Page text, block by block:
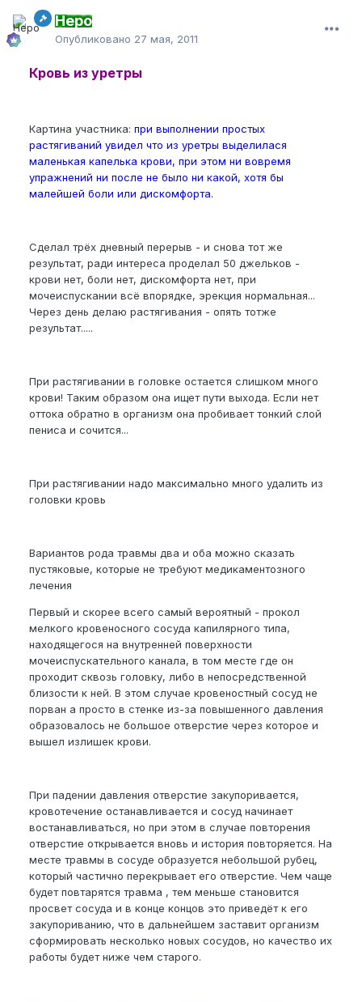
Неро
Опубликовано 27 мая, 2011
Кровь из уретры
Картина участника: при выполнении простых
растягиваний увидел что из уретры выделилася
маленькая капелька крови, при этом ни вовремя
упражнений ни после не было ни какой, хотя бы
малейшей боли или дискомфорта.
Сделал трёх дневный перерыв - и снова тот же
результат, ради интереса проделал 50 джельков -
крови нет, боли нет, дискомфорта нет, при
мочеиспускании всё впорядке, эрекция нормальная...
Через день делаю растягивания - опять тотже
результат.....
При растягивании в головке остается слишком много
крови! Таким образом она ищет пути выхода. Если нет
оттока обратно в организм она пробивает тонкий слой
пениса и сочится...
При растягивании надо максимально много удалить из
головки кровь
Вариантов рода травмы два и оба можно сказать
пустяковые, которые не требуют медикаментозного
лечения
Первый и скорее всего самый вероятный - прокол
мелкого кровеносного сосуда капилярного типа,
находящегося на внутренней поверхности
мочеиспускательного канала, в том месте где он
проходит сквозь головку, либо в непосредственной
близости к ней. В этом случае кровеностный сосуд не
порван а просто в стенке из-за повышенного давления
образовалось не большое отверстие через которое и
вышел излишек крови.
При падении давления отверстие закупоривается,
кровотечение останавливается и сосуд начинает
востанавливаться, но при этом в случае повторения
отверстие открывается вновь и история повторяется. На
месте травмы в сосуде образуется небольшой рубец,
который частично перекрывает его отверстие. Чем чаще
будет повтарятся травма , тем меньше становится
просвет сосуда и в конце концов это приведёт к его
закупориванию, что в дальнейшем заставит организм
сформировать несколько новых сосудов, но качество их
работы будет ниже чем старого.